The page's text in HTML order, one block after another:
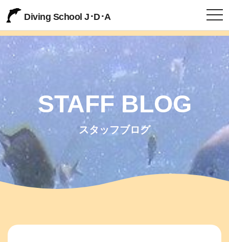
Diving School J･D･A
STAFF BLOG
スタッフブログ